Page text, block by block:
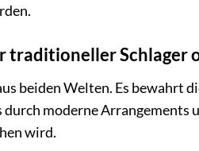
traditioneller
beiden Welten. Es
moderne
wird.